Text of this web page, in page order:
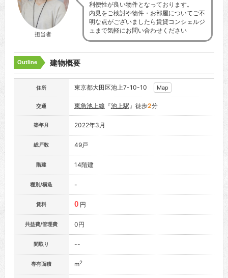
担当者
利便性が良い物件となっております。
内見をご検討や物件・お部屋についてご不
明な点がございましたら賃貸コンシェルジ
ュまで気軽にお問い合わせください
Outline 建物概要
住所 東京都大田区池上7-10-10 Map
交通 東急池上線 『池上駅』徒歩2分
築年月 2022年3月
総戸数 49戸
階建 14階建
種別/構造 -
賃料 0 円
共益費/管理費 0円
間取り --
専有面積 m2